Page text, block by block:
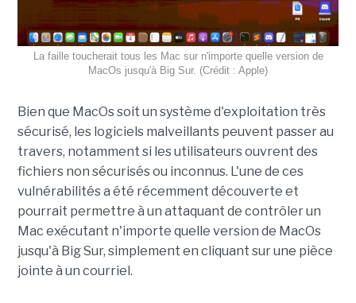
La faille toucherait tous les Mac sur n'importe quelle version de
MacOs jusqu'à Big Sur. (Crédit : Apple)
Bien que MacOs soit un système d'exploitation très
sécurisé, les logiciels malveillants peuvent passer au
travers, notamment si les utilisateurs ouvrent des
fichiers non sécurisés ou inconnus. L'une de ces
vulnérabilités a été récemment découverte et
pourrait permettre à un attaquant de contrôler un
Mac exécutant n'importe quelle version de MacOs
jusqu'à Big Sur, simplement en cliquant sur une pièce
jointe à un courriel.